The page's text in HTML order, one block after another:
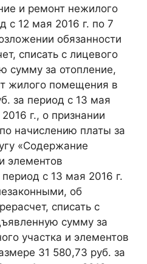
и ремонт нежилого
с 12 мая 2016 г. по 7
обязанности
списать с лицевого
сумму за отопление,
жилого помещения в
за период с 13 мая
г., о признании
начислению платы за
«Содержание
элементов
период с 13 мая 2016 г.
об
списать с
сумму за
участка и элементов
31 580,73 руб. за